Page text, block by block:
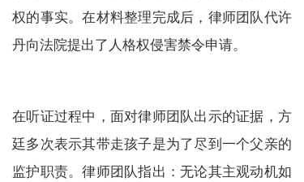
权的事实。在材料整理完成后，律师团队代许
丹向法院提出了人格权侵害禁令申请。
在听证过程中，面对律师团队出示的证据，方
廷多次表示其带走孩子是为了尽到一个父亲的
监护职责。律师团队指出：无论其主观动机如